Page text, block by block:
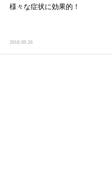
様々な症状に効果的！
2018.09.26